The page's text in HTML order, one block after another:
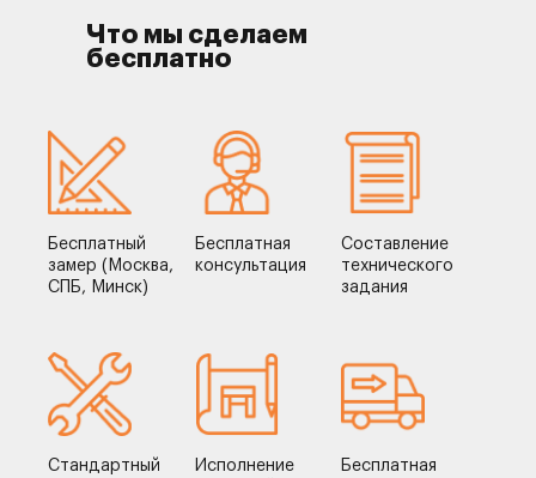
Что мы сделаем
бесплатно
Бесплатный
замер (Москва,
СПБ, Минск)
Бесплатная
консультация
Составление
технического
задания
Стандартный
Исполнение
Бесплатная